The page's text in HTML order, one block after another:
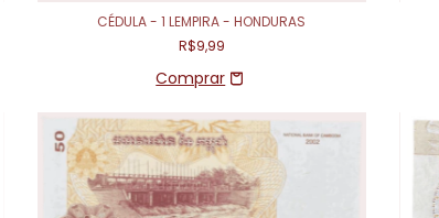
CÉDULA - 1 LEMPIRA - HONDURAS
R$9,99